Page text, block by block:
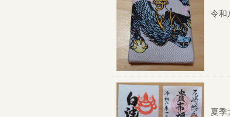
令和
夏季